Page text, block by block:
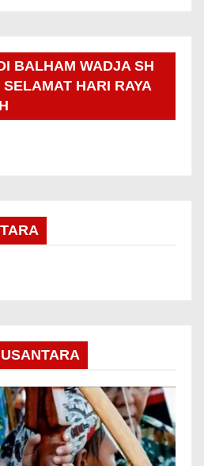
BALHAM WADJA SH
HARI RAYA